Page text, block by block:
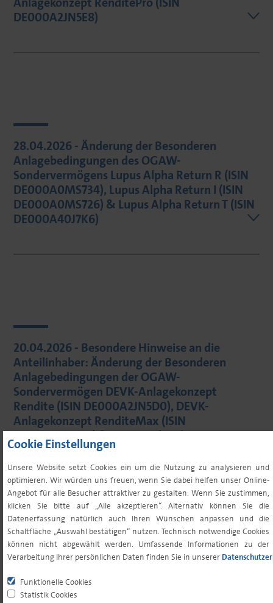
Cookie Einstellungen
Unsere Website setzt Cookies ein um die Nutzung zu analysieren und
optimieren. Wir würden uns freuen, wenn Sie dabei helfen unser Online-
Angebot für alle Besucher attraktiver zu gestalten. Wenn Sie zustimmen,
klicken Sie bitte auf „Alle akzeptieren“. Alternativ können Sie die
Datenerfassung natürlich auch Ihren Wünschen anpassen und die
Schaltfläche „Auswahl bestätigen“ nutzen. Technisch notwendige Cookies
können nicht abgewählt werden. Umfassende Informationen zu der
Verarbeitung Ihrer persönlichen Daten finden Sie in unserer
Funktionelle Cookies
Statistik Cookies
DE000A2JN5E8)
28.04.2026 - Änderung der Besonderen
Anlagebedingungen des OGAW-
Sondervermögens Lupus Alpha Return R (ISIN
DE000A0MS734), Lupus Alpha Return I (ISIN
DE000A0MS726) & Lupus Alpha Return T (ISIN
DE000A40J7K6)
20.04.2026 - Besondere Hinweise an die
Anteilinhaber: Änderung der Besonderen
Anlagebedingungen der OGAW-
Sondervermögen DEVK-Anlagekonzept
Rendite (ISIN DE000A2JN5D0), DEVK-
Anlagekonzept RenditeMax (ISIN
DE000A2JN5F5) & DEVK-Anlagekonzept
RenditePro (ISIN DE000A2JN5E8)
15.04.2026 - Besondere Hinweise an die
Anteilinhaber: Änderung der Besonderen